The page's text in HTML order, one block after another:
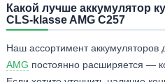
Какой лучше аккумулятор
CLS-klasse AMG C257
Наш ассортимент аккумуляторов
AMG постоянно расширяется —